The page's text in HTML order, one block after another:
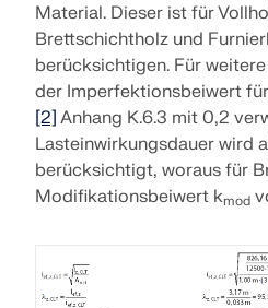
Dlubal API
Ihr Tor zur parametrischen
Automatisierung
API
Index
Material. Dieser ist für
Brettschichtholz und
berücksichtigen. Für
der Imperfektionsbeiwert
[2] Anhang K.6.3 mit 0,2
Lasteinwirkungsdauer wird
berücksichtigt, woraus für
Modifikationsbeiwert kmod